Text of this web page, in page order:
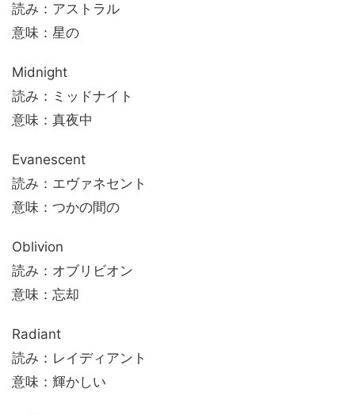
読み：アストラル
意味：星の
Midnight
読み：ミッドナイト
意味：真夜中
Evanescent
読み：エヴァネセント
意味：つかの間の
Oblivion
読み：オブリビオン
意味：忘却
Radiant
読み：レイディアント
意味：輝かしい